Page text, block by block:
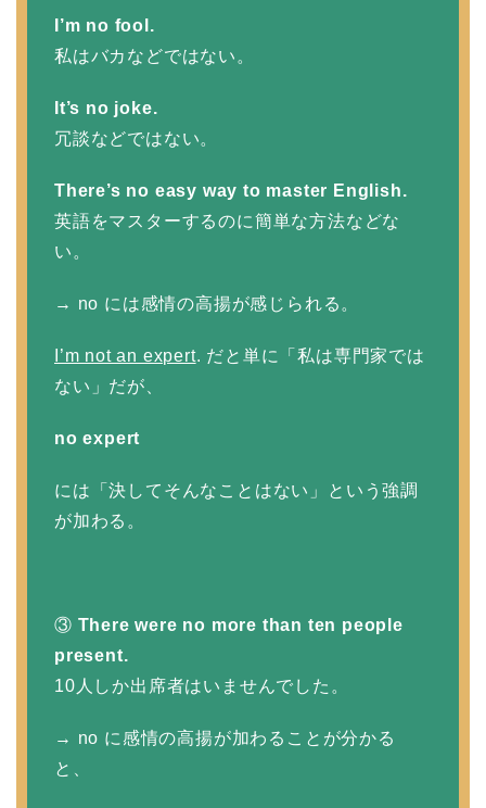
I’m no fool.
私はバカなどではない。
It’s no joke.
冗談などではない。
There’s no easy way to master English.
英語をマスターするのに簡単な方法などな
い。
→ no には感情の高揚が感じられる。
I’m not an expert. だと単に「私は専門家では
ない」だが、
no expert
には「決してそんなことはない」という強調
が加わる。
③ There were no more than ten people
present.
10人しか出席者はいませんでした。
→ no に感情の高揚が加わることが分かる
と、